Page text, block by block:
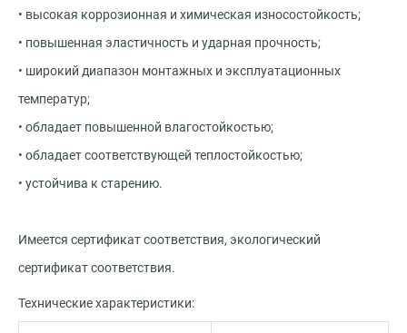
• высокая коррозионная и химическая износостойкость;
• повышенная эластичность и ударная прочность;
• широкий диапазон монтажных и эксплуатационных
температур;
• обладает повышенной влагостойкостью;
• обладает соответствующей теплостойкостью;
• устойчива к старению.
Имеется сертификат соответствия, экологический
сертификат соответствия.
Технические характеристики: